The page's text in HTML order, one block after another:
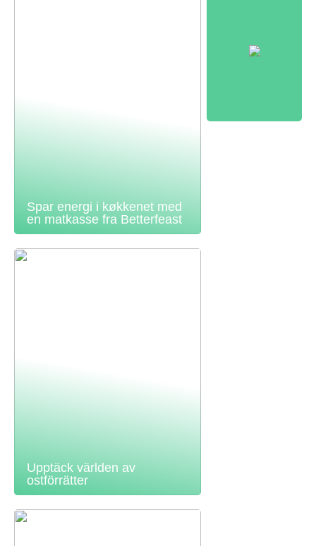
Spar energi i køkkenet med
en matkasse fra Betterfeast
Upptäck världen av
ostförrätter